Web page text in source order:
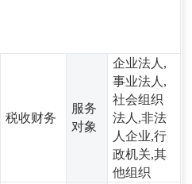
税收财务
服务
对象
企业法人,
事业法人,
社会组织
法人,非法
人企业,行
政机关,其
他组织